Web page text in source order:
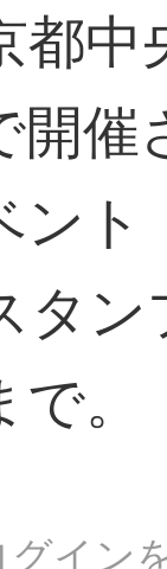
都
開
ン
タ
。
グイン